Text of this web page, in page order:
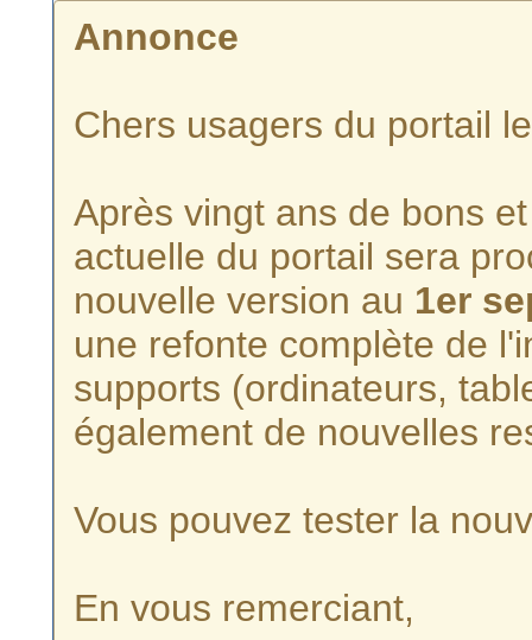
Annonce
Chers usagers du portail
Après vingt ans de bons
actuelle du portail sera
nouvelle version au 1er
une refonte complète de
supports (ordinateurs,
également de nouvelles
Vous pouvez tester la
En vous remerciant,